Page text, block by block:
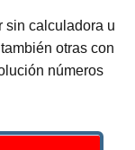
sin calculadora u
otras con
números